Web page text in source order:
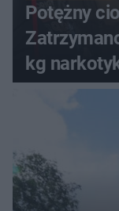
Potężny
Zatrzymano 303 osoby i
kg